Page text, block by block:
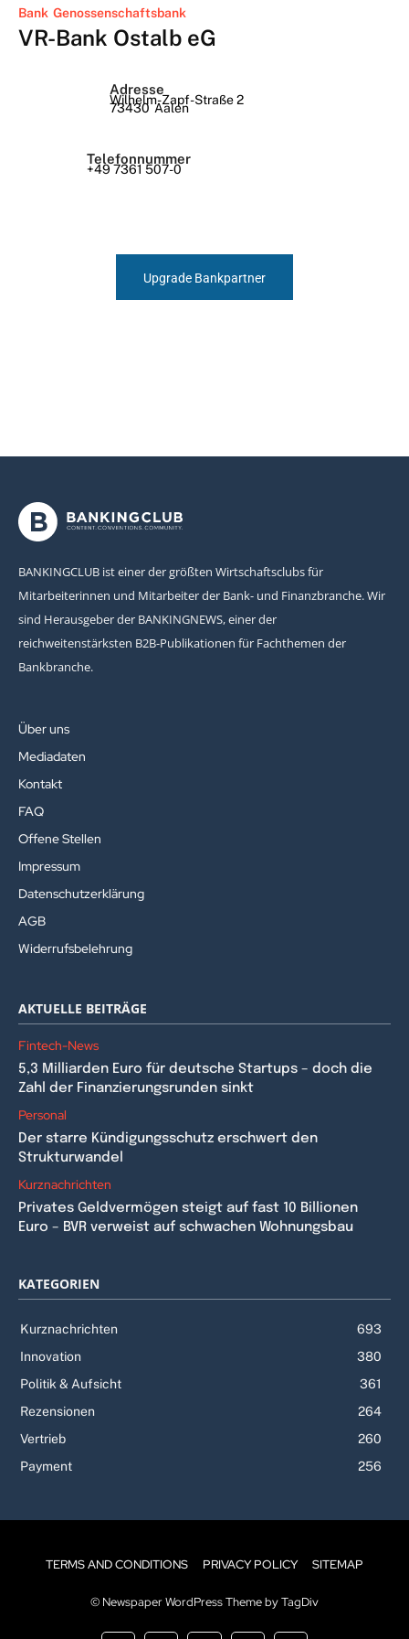
Bank Genossenschaftsbank
VR-Bank Ostalb eG
Adresse
Wilhelm-Zapf-Straße 2
73430 Aalen
Telefonnummer
+49 7361 507-0
Upgrade Bankpartner
BANKINGCLUB ist einer der größten Wirtschaftsclubs für
Mitarbeiterinnen und Mitarbeiter der Bank- und Finanzbranche. Wir
sind Herausgeber der BANKINGNEWS, einer der
reichweitenstärksten B2B-Publikationen für Fachthemen der
Bankbranche.
Über uns
Mediadaten
Kontakt
FAQ
Offene Stellen
Impressum
Datenschutzerklärung
AGB
Widerrufsbelehrung
AKTUELLE BEITRÄGE
Fintech-News
5,3 Milliarden Euro für deutsche Startups – doch die
Zahl der Finanzierungsrunden sinkt
Personal
Der starre Kündigungsschutz erschwert den
Strukturwandel
Kurznachrichten
Privates Geldvermögen steigt auf fast 10 Billionen
Euro – BVR verweist auf schwachen Wohnungsbau
KATEGORIEN
Kurznachrichten
693
Innovation
380
Politik & Aufsicht
361
Rezensionen
264
Vertrieb
260
Payment
256
TERMS AND CONDITIONS PRIVACY POLICY SITEMAP
© Newspaper WordPress Theme by TagDiv